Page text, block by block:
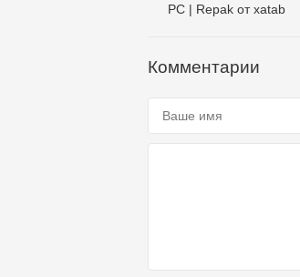
PC | Repak от xatab
Комментарии